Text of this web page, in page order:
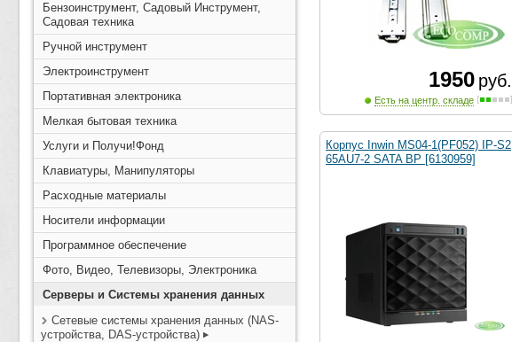
Бензоинструмент, Садовый Инструмент,
Садовая техника
Ручной инструмент
Электроинструмент
Портативная электроника
Мелкая бытовая техника
Услуги и Получи!Фонд
Клавиатуры, Манипуляторы
Расходные материалы
Носители информации
Программное обеспечение
Фото, Видео, Телевизоры, Электроника
Серверы и Системы хранения данных
Сетевые системы хранения данных (NAS-
устройства, DAS-устройства)
1950 руб.
Есть на центр. складе
Корпус Inwin MS04-1(PF052) IP-S2
65AU7-2 SATA BP [6130959]